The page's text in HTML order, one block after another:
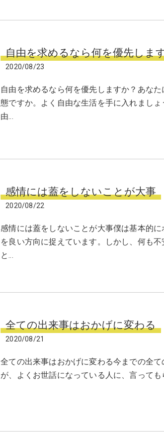
自由を求めるなら何を優先しま
2020/08/23
自由を求めるなら何を優先しますか？あな
態ですか。よく自由な生活を手に入れまし
由…
感情には蓋をしないことが大事
2020/08/22
感情には蓋をしないことが大事僕は基本的
を良い方向に捉えています。しかし、何も
と…
全ての出来事はおかげに変わる
2020/08/21
全ての出来事はおかげに変わる今までの全
が、よくお世話になっている人に、言って